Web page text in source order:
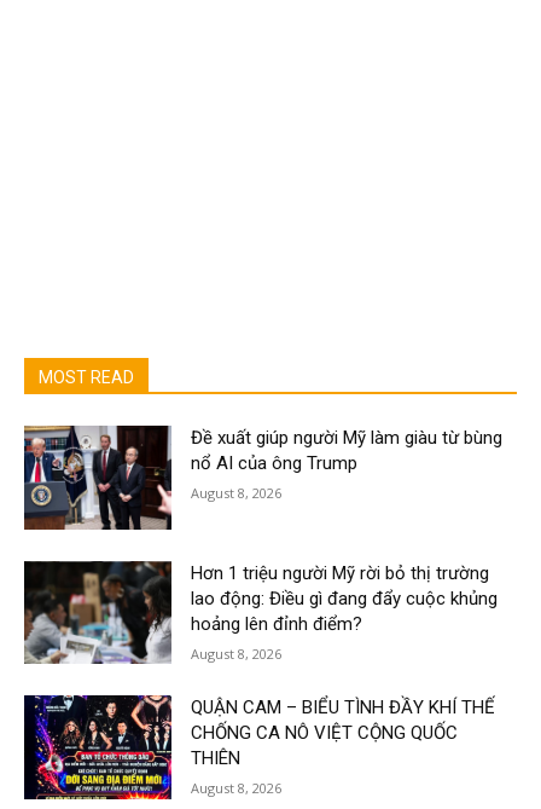
MOST READ
Đề xuất giúp người Mỹ làm giàu từ bùng
nổ AI của ông Trump
August 8, 2026
Hơn 1 triệu người Mỹ rời bỏ thị trường
lao động: Điều gì đang đẩy cuộc khủng
hoảng lên đỉnh điểm?
August 8, 2026
QUẬN CAM – BIỂU TÌNH ĐẦY KHÍ THẾ
CHỐNG CA NÔ VIỆT CỘNG QUỐC
THIÊN
August 8, 2026